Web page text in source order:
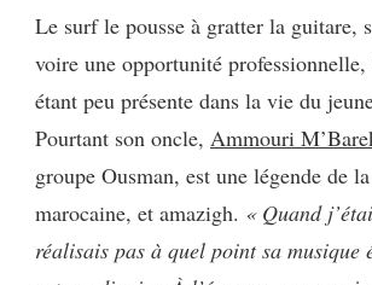
Le surf le pousse à gratter la guitare,
voire une opportunité
étant peu présente dans la vie du
Pourtant son oncle, Ammouri
groupe Ousman, est une légende de
marocaine, et amazigh. « Quand
réalisais pas à quel point sa musique